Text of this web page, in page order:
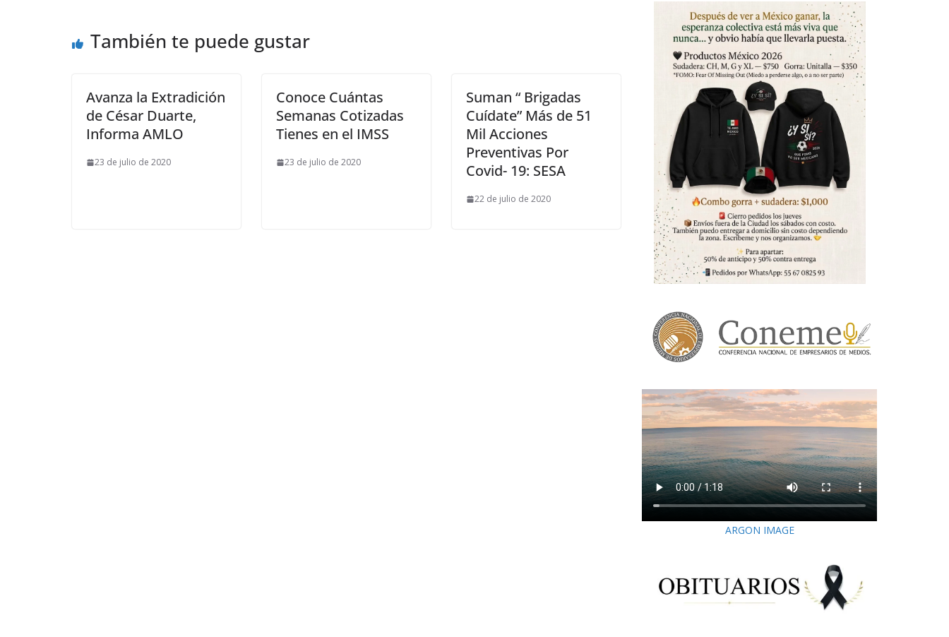
También te puede gustar
Avanza la Extradición
de César Duarte,
Informa AMLO
23 de julio de 2020
Conoce Cuántas
Semanas Cotizadas
Tienes en el IMSS
23 de julio de 2020
Suman “ Brigadas
Cuídate” Más de 51
Mil Acciones
Preventivas Por
Covid- 19: SESA
22 de julio de 2020
ARGON IMAGE